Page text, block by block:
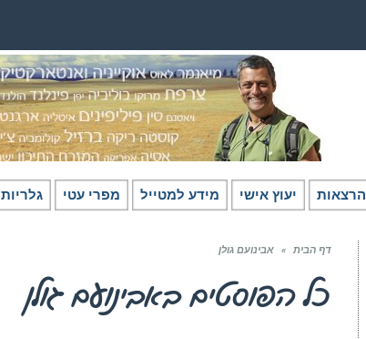
הרצאות יעוץ אישי מידע למטייל מפרי עטי גלריות
דף הבית » אבינועם גולן
כל הפוסטים באבינועם גולן